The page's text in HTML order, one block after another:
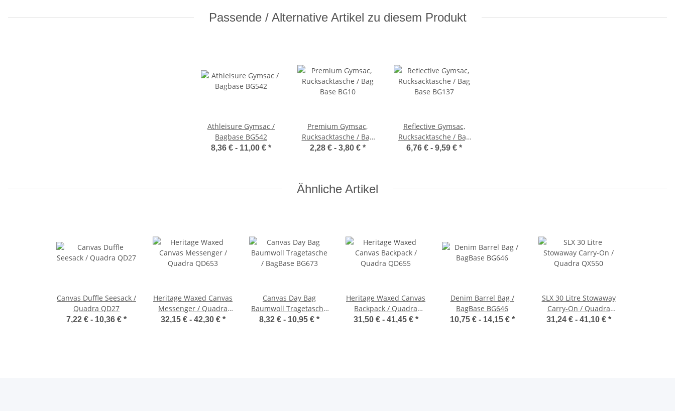
Passende / Alternative Artikel zu diesem Produkt
Athleisure Gymsac /
Bagbase BG542
8,36 € - 11,00 € *
Premium Gymsac,
Rucksacktasche / Bag
Base BG10
2,28 € - 3,80 € *
Reflective Gymsac,
Rucksacktasche / Bag
Base BG137
6,76 € - 9,59 € *
Ähnliche Artikel
Canvas Duffle Seesack /
Quadra QD27
7,22 € - 10,36 € *
Heritage Waxed Canvas
Messenger / Quadra
QD653
32,15 € - 42,30 € *
Canvas Day Bag
Baumwoll Tragetasche
/ BagBase BG673
8,32 € - 10,95 € *
Heritage Waxed Canvas
Backpack / Quadra
QD655
31,50 € - 41,45 € *
Denim Barrel Bag /
BagBase BG646
10,75 € - 14,15 € *
SLX 30 Litre Stowaway
Carry-On / Quadra
QX550
31,24 € - 41,10 € *